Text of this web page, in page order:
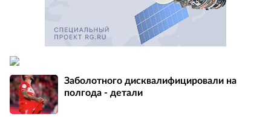
Заболотного дисквалифицировали на
полгода - детали